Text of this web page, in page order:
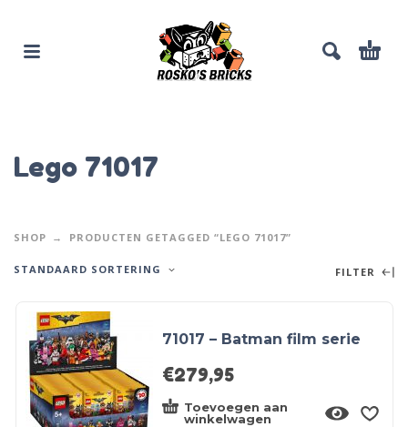
Lego 71017
SHOP PRODUCTEN GETAGGED “LEGO 71017”
STANDAARD SORTERING FILTER
71017 – Batman film serie
€279,95
Toevoegen aan
winkelwagen